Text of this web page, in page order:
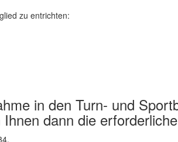
zu entrichten:
in den Turn- und
dann die